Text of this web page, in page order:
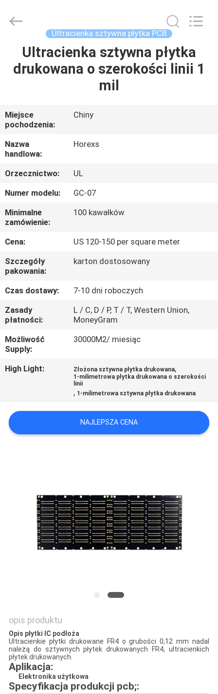
DOM
O
NAS
WYCIECZKA
PO
FABRYCE
KONTROLA
JAKOŚCI
SKONTAKTUJ
SIĘ
Z
NAMI
AKTUALNOŚCI
WYCENĘ
POLICY
Co.,Ltd..
Ultracienka sztywna płytka PCB
Ultracienka sztywna płytka
drukowana o szerokości linii 1
mil
Miejsce
pochodzenia:
Chiny
Nazwa
handlowa:
Horexs
Orzecznictwo:
UL
Numer modelu:
GC-07
Minimalne
zamówienie:
100 kawałków
Cena:
US 120-150 per square meter
Szczegóły
pakowania:
karton dostosowany
Czas dostawy:
7-10 dni roboczych
Zasady
płatności:
L / C, D / P, T / T, Western Union,
MoneyGram
Możliwość
Supply:
30000M2/ miesiąc
High Light: Złożona sztywna płytka drukowana,
1-milimetrowa płytka drukowana o szerokości
linii
, 1-milimetrowa sztywna płytka drukowana
NAJLEPSZA CENA
opis produktu
Opis płytki IC podłoża
Ultracienkie płytki drukowane FR4 o grubości 0,12 mm nadal
należą do sztywnych płytek drukowanych FR4, ultracienkich
płytek drukowanych.
Aplikacja:
​Elektronika użytkowa
Specyfikacja produkcji pcb;: